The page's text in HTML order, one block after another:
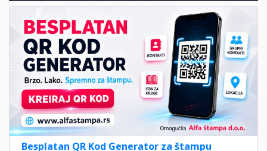
Besplatan QR Kod Generator za štampu